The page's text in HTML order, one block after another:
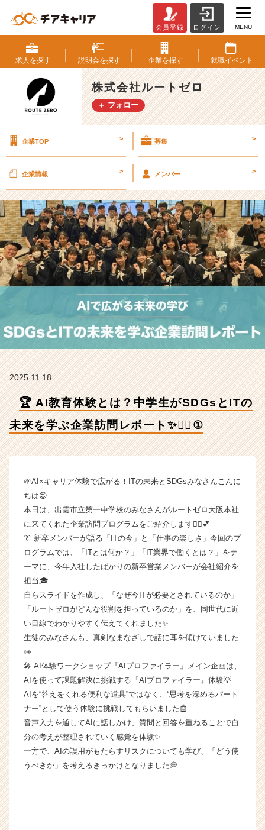
A
I
教
育
体
験
学
S
D
G
s
と
I
T
の
未
来
を
学
レ
ポ
ー
✨
①
式
会
社
ル
ー
ト
の
タ
イ
ム
イ
ン】
|
ベ
ン
チ
ャ
ー・
成
会員登録 ログイン MENU
求人を探す 説明会を探す 企業を探す 就職イベント
株式会社ルートゼロ
＋ フォロー
企業TOP > 募集 >
企業情報 > メンバー >
2025.11.18
🏆 AI教育体験とは？中学生がSDGsとITの
未来を学ぶ企業訪問レポート✨💁‍♀️①
🌱AI×キャリア体験で広がる！ITの未来とSDGsみなさんこんに
ちは😉
本日は、出雲市立第一中学校のみなさんがルートゼロ大阪本社
に来てくれた企業訪問プログラムをご紹介します💁‍♀️💕
👔 新卒メンバーが語る「ITの今」と「仕事の楽しさ」今回のプ
ログラムでは、「ITとは何か？」「IT業界で働くとは？」をテ
ーマに、今年入社したばかりの新卒営業メンバーが会社紹介を
担当🎓
自らスライドを作成し、「なぜ今ITが必要とされているのか」
「ルートゼロがどんな役割を担っているのか」を、同世代に近
い目線でわかりやすく伝えてくれました✨
生徒のみなさんも、真剣なまなざしで話に耳を傾けていました
👀
🎤 AI体験ワークショップ『AIプロファイラー』メイン企画は、
AIを使って課題解決に挑戦する『AIプロファイラー』体験💡
AIを“答えをくれる便利な道具”ではなく、“思考を深めるパート
ナー”として使う体験に挑戦してもらいました🤖
音声入力を通してAIに話しかけ、質問と回答を重ねることで自
分の考えが整理されていく感覚を体験✨
一方で、AIの誤用がもたらすリスクについても学び、「どう使
うべきか」を考えるきっかけとなりました💭